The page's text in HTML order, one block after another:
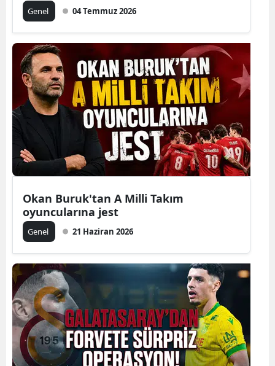
Genel 04 Temmuz 2026
Okan Buruk'tan A Milli Takım
oyuncularına jest
Genel 21 Haziran 2026